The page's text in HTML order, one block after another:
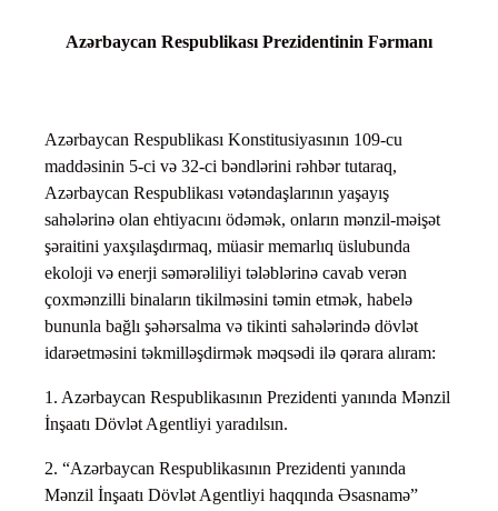
Azərbaycan Respublikası Prezidentinin Fərmanı
Azərbaycan Respublikası Konstitusiyasının 109-cu
maddəsinin 5-ci və 32-ci bəndlərini rəhbər tutaraq,
Azərbaycan Respublikası vətəndaşlarının yaşayış
sahələrinə olan ehtiyacını ödəmək, onların mənzil-məişət
şəraitini yaxşılaşdırmaq, müasir memarlıq üslubunda
ekoloji və enerji səmərəliliyi tələblərinə cavab verən
çoxmənzilli binaların tikilməsini təmin etmək, habelə
bununla bağlı şəhərsalma və tikinti sahələrində dövlət
idarəetməsini təkmilləşdirmək məqsədi ilə qərara alıram:
1. Azərbaycan Respublikasının Prezidenti yanında Mənzil
İnşaatı Dövlət Agentliyi yaradılsın.
2. “Azərbaycan Respublikasının Prezidenti yanında
Mənzil İnşaatı Dövlət Agentliyi haqqında Əsasnamə”